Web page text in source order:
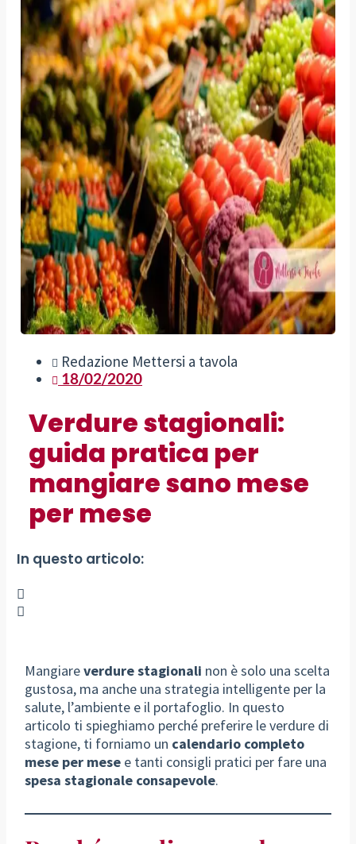
Redazione Mettersi a tavola
18/02/2020
Verdure stagionali:
guida pratica per
mangiare sano mese
per mese
In questo articolo:
Mangiareverdure stagionali non è solo una scelta
gustosa, ma anche una strategia intelligente per la
salute, l’ambiente e il portafoglio. In questo
articolo ti spieghiamo perché preferire le verdure di
stagione, ti forniamo un calendario completo
mese per mesee tanti consigli pratici per fare una
spesa stagionale consapevole.